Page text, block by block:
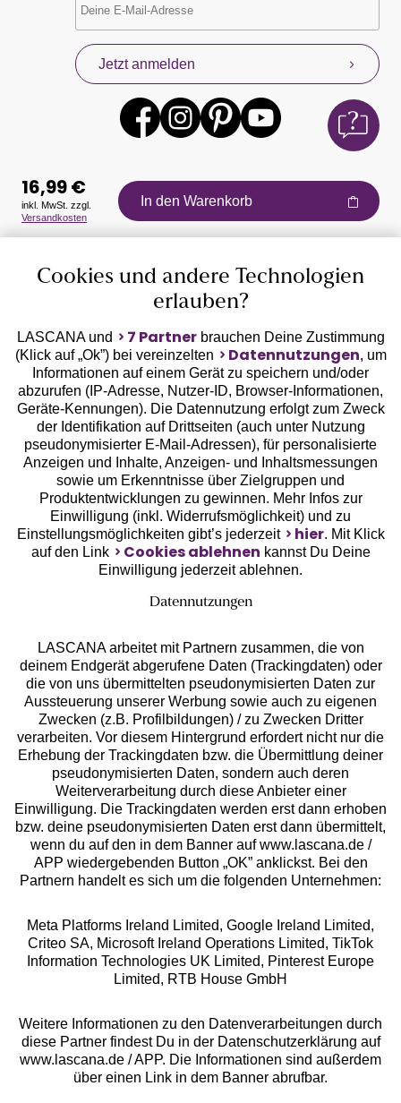
Jetzt anmelden
Auszeichnungen
Geprüfte Sicherheit
Unsere Apps
Services
Beratung
Über uns
Rechtliches
Alle Preise inkl. MwSt., zzgl.
Versandkosten
** Bonität vorausgesetzt, berechtigt zur Bonitätsprüfung
16,99 €
inkl. MwSt. zzgl.
Versandkosten
In den Warenkorb
Cookies und andere Technologien
erlauben?
LASCANA und 7 Partnerbrauchen Deine Zustimmung
(Klick auf „Ok”) bei vereinzelten
Datennutzungen, um
Informationen auf einem Gerät zu speichern und/oder
abzurufen (IP-Adresse, Nutzer-ID, Browser-Informationen,
Geräte-Kennungen). Die Datennutzung erfolgt zum Zweck
der Identifikation auf Drittseiten (auch unter Nutzung
pseudonymisierter E-Mail-Adressen), für personalisierte
Anzeigen und Inhalte, Anzeigen- und Inhaltsmessungen
sowie um Erkenntnisse über Zielgruppen und
Produktentwicklungen zu gewinnen. Mehr Infos zur
Einwilligung (inkl. Widerrufsmöglichkeit) und zu
Einstellungsmöglichkeiten gibt’s jederzeit
hier. Mit Klick
auf den Link
Cookies ablehnen kannst Du Deine
Einwilligung jederzeit ablehnen.
Datennutzungen
LASCANA arbeitet mit Partnern zusammen, die von
deinem Endgerät abgerufene Daten (Trackingdaten) oder
die von uns übermittelten pseudonymisierten Daten zur
Aussteuerung unserer Werbung sowie auch zu eigenen
Zwecken (z.B. Profilbildungen) / zu Zwecken Dritter
verarbeiten. Vor diesem Hintergrund erfordert nicht nur die
Erhebung der Trackingdaten bzw. die Übermittlung deiner
pseudonymisierten Daten, sondern auch deren
Weiterverarbeitung durch diese Anbieter einer
Einwilligung. Die Trackingdaten werden erst dann erhoben
bzw. deine pseudonymisierten Daten erst dann übermittelt,
wenn du auf den in dem Banner auf www.lascana.de /
APP wiedergebenden Button „OK” anklickst. Bei den
Partnern handelt es sich um die folgenden Unternehmen:
Meta Platforms Ireland Limited, Google Ireland Limited,
Criteo SA, Microsoft Ireland Operations Limited, TikTok
Information Technologies UK Limited, Pinterest Europe
Limited, RTB House GmbH
Weitere Informationen zu den Datenverarbeitungen durch
diese Partner findest Du in der Datenschutzerklärung auf
www.lascana.de / APP. Die Informationen sind außerdem
über einen Link in dem Banner abrufbar.